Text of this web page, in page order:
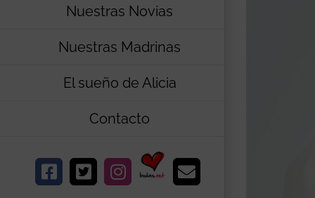
Nuestras Novias
Nuestras Madrinas
El sueño de Alicia
Contacto
Facebook
X Instagram
Bodas.net
Correo